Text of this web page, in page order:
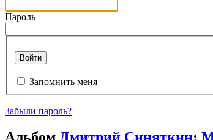
Пароль
Войти
Запомнить меня
Забыли пароль?
Альбом Дмитрий Синяткин: